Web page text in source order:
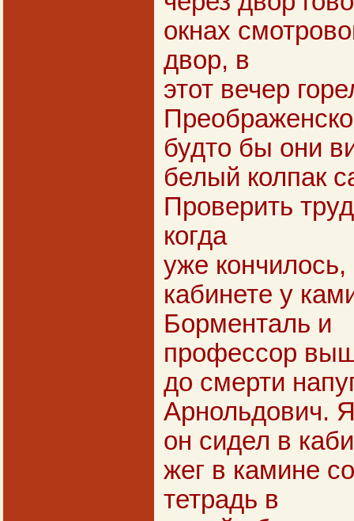
окнах
двор, в
этот вечер
будто бы они
белый колпак
Проверить
когда
уже
кабинете у
Борменталь и
профессор
до смерти
Арнольдович.
он сидел в
жег в камине
тетрадь в